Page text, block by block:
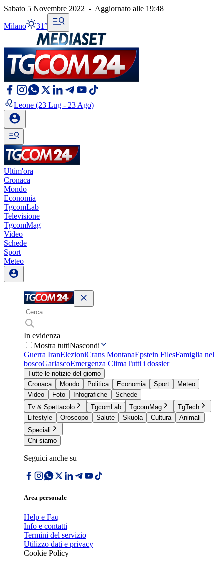
Sabato 5 Novembre 2022 - Aggiornato alle 19:48
Milano 31°
Leone (23 Lug - 23 Ago)
Ultim'ora
Cronaca
Mondo
Economia
TgcomLab
Televisione
TgcomMag
Video
Schede
Sport
Meteo
In evidenza
Mostra tuttiNascondi
Guerra IranElezioniCrans MontanaEpstein FilesFamiglia nel
boscoGarlascoEmergenza ClimaTutti i dossier
Tutte le notizie del giorno
Cronaca
Mondo Politica Economia Sport
Meteo
Video
Foto Infografiche
Schede
Tv & Spettacolo
TgcomLab TgcomMag
TgTech
Lifestyle
Oroscopo Salute Skuola Cultura
Animali
Speciali
Chi siamo
Seguici anche su
Area personale
Help e Faq
Info e contatti
Termini del servizio
Utilizzo dati e privacy
Cookie Policy